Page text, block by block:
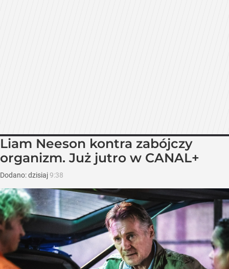
Liam Neeson kontra zabójczy
organizm. Już jutro w CANAL+
Dodano:dzisiaj 9:38